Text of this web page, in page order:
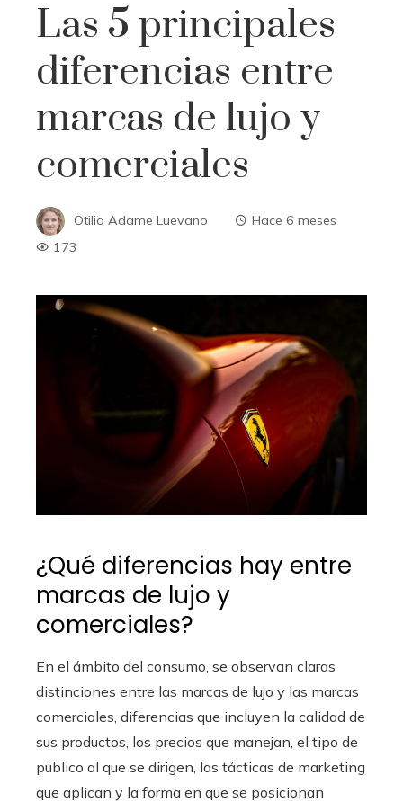
Las 5 principales
diferencias entre
marcas de lujo y
comerciales
Otilia Adame Luevano
Hace 6 meses
173
¿Qué diferencias hay entre
marcas de lujo y
comerciales?
En el ámbito del consumo, se observan claras
distinciones entre las marcas de lujo y las marcas
comerciales, diferencias que incluyen la calidad de
sus productos, los precios que manejan, el tipo de
público al que se dirigen, las tácticas de marketing
que aplican y la forma en que se posicionan